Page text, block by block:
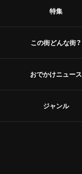
特集
この街どんな街？
おでかけニュース
ジャンル